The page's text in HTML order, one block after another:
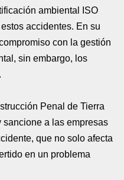
ambiental ISO
accidentes. En su
con la gestión
sin embargo, los
Penal de Tierra
a las empresas
que no solo afecta
en un problema